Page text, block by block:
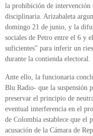
la prohibición de intervención
disciplinaria. Arizabaleta
domingo 21 de junio, y la
sociales de Petro entre el 6 y
suficientes” para inferir un
durante la contienda electoral.
Ante ello, la funcionaria
Blu Radio- que la suspensión
preservar el principio de
eventual interferencia en el
de Colombia establece que el
acusación de la Cámara de